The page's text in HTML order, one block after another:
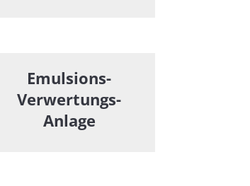
Emulsions-
Verwertungs-
Anlage